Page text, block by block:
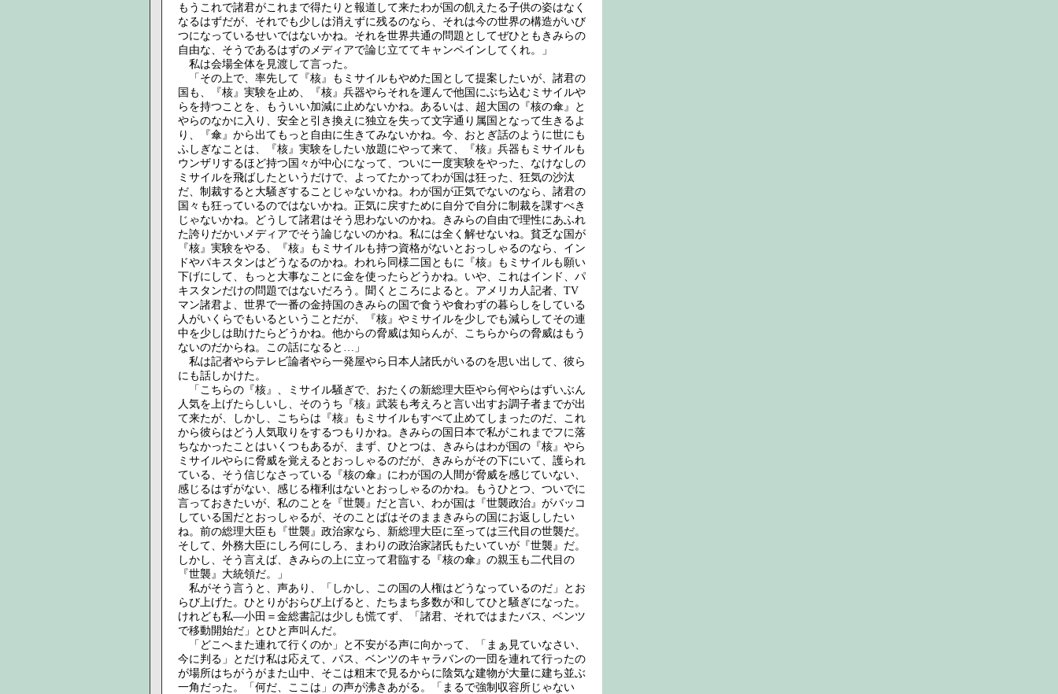
もうこれで諸君がこれまで得たりと報道して来たわが国の飢えたる子供の姿はなく
なるはずだが、それでも少しは消えずに残るのなら、それは今の世界の構造がいび
つになっているせいではないかね。それを世界共通の問題としてぜひともきみらの
自由な、そうであるはずのメディアで論じ立ててキャンペインしてくれ。」
私は会場全体を見渡して言った。
「その上で、率先して『核』もミサイルもやめた国として提案したいが、諸君の
国も、『核』実験を止め、『核』兵器やらそれを運んで他国にぶち込むミサイルや
らを持つことを、もういい加減に止めないかね。あるいは、超大国の『核の傘』と
やらのなかに入り、安全と引き換えに独立を失って文字通り属国となって生きるよ
り、『傘』から出てもっと自由に生きてみないかね。今、おとぎ話のように世にも
ふしぎなことは、『核』実験をしたい放題にやって来て、『核』兵器もミサイルも
ウンザリするほど持つ国々が中心になって、ついに一度実験をやった、なけなしの
ミサイルを飛ばしたというだけで、よってたかってわが国は狂った、狂気の沙汰
だ、制裁すると大騒ぎすることじゃないかね。わが国が正気でないのなら、諸君の
国々も狂っているのではないかね。正気に戻すために自分で自分に制裁を課すべき
じゃないかね。どうして諸君はそう思わないのかね。きみらの自由で理性にあふれ
た誇りだかいメディアでそう論じないのかね。私には全く解せないね。貧乏な国が
『核』実験をやる、『核』もミサイルも持つ資格がないとおっしゃるのなら、イン
ドやパキスタンはどうなるのかね。われら同様二国ともに『核』もミサイルも願い
下げにして、もっと大事なことに金を使ったらどうかね。いや、これはインド、パ
キスタンだけの問題ではないだろう。聞くところによると。アメリカ人記者、TV
マン諸君よ、世界で一番の金持国のきみらの国で食うや食わずの暮らしをしている
人がいくらでもいるということだが、『核』やミサイルを少しでも減らしてその連
中を少しは助けたらどうかね。他からの脅威は知らんが、こちらからの脅威はもう
ないのだからね。この話になると…」
私は記者やらテレビ論者やら一発屋やら日本人諸氏がいるのを思い出して、彼ら
にも話しかけた。
「こちらの『核』、ミサイル騒ぎで、おたくの新総理大臣やら何やらはずいぶん
人気を上げたらしいし、そのうち『核』武装も考えろと言い出すお調子者までが出
て来たが、しかし、こちらは『核』もミサイルもすべて止めてしまったのだ、これ
から彼らはどう人気取りをするつもりかね。きみらの国日本で私がこれまでフに落
ちなかったことはいくつもあるが、まず、ひとつは、きみらはわが国の『核』やら
ミサイルやらに脅威を覚えるとおっしゃるのだが、きみらがその下にいて、護られ
ている、そう信じなさっている『核の傘』にわが国の人間が脅威を感じていない、
感じるはずがない、感じる権利はないとおっしゃるのかね。もうひとつ、ついでに
言っておきたいが、私のことを『世襲』だと言い、わが国は『世襲政治』がバッコ
している国だとおっしゃるが、そのことばはそのままきみらの国にお返ししたい
ね。前の総理大臣も『世襲』政治家なら、新総理大臣に至っては三代目の世襲だ。
そして、外務大臣にしろ何にしろ、まわりの政治家諸氏もたいていが『世襲』だ。
しかし、そう言えば、きみらの上に立って君臨する『核の傘』の親玉も二代目の
『世襲』大統領だ。」
私がそう言うと、声あり、「しかし、この国の人権はどうなっているのだ」とお
らび上げた。ひとりがおらび上げると、たちまち多数が和してひと騒ぎになった。
けれども私―小田＝金総書記は少しも慌てず、「諸君、それではまたバス、ベンツ
で移動開始だ」とひと声叫んだ。
「どこへまた連れて行くのか」と不安がる声に向かって、「まぁ見ていなさい、
今に判る」とだけ私は応えて、バス、ベンツのキャラバンの一団を連れて行ったの
が場所はちがうがまた山中、そこは粗末で見るからに陰気な建物が大量に建ち並ぶ
一角だった。「何だ、ここは」の声が沸きあがる。「まるで強制収容所じゃない